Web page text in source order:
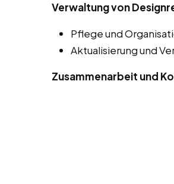
Verwaltung von
Pflege und
Aktualisierung und
Zusammenarbeit und